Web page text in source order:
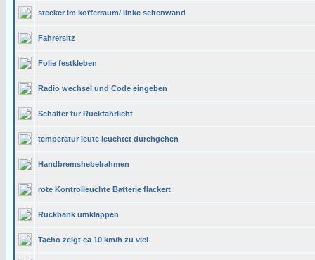
stecker im kofferraum/ linke seitenwand
Fahrersitz
Folie festkleben
Radio wechsel und Code eingeben
Schalter für Rückfahrlicht
temperatur leute leuchtet durchgehen
Handbremshebelrahmen
rote Kontrolleuchte Batterie flackert
Rückbank umklappen
Tacho zeigt ca 10 km/h zu viel